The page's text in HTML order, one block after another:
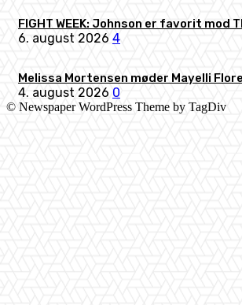
FIGHT WEEK: Johnson er favorit mod
6. august 2026 4
Melissa Mortensen møder Mayelli
4. august 2026 0
© Newspaper WordPress Theme by TagDiv